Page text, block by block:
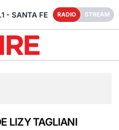
- SANTA FE RADIO STREAM
LIZY TAGLIANI